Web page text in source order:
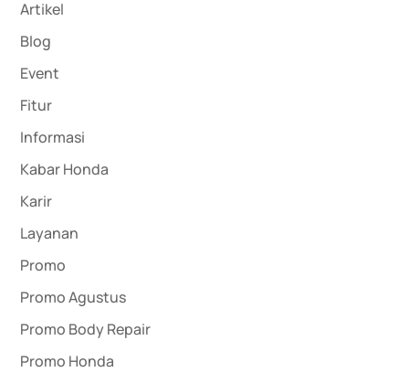
Artikel
Blog
Event
Fitur
Informasi
Kabar Honda
Karir
Layanan
Promo
Promo Agustus
Promo Body Repair
Promo Honda